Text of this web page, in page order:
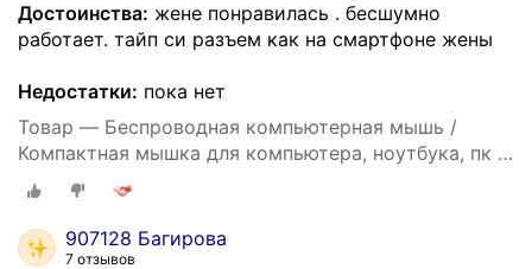
Достоинства: жене понравилась . бесшумно
работает. тайп си разъем как на смартфоне жены
Недостатки: пока нет
Товар — Беспроводная компьютерная мышь /
Компактная мышка для компьютера, ноутбука, пк и
макбука / Встроенный аккумулятор / Бесшумные
кнопки / Bluetooth / White
907128 Багирова
7 отзывов